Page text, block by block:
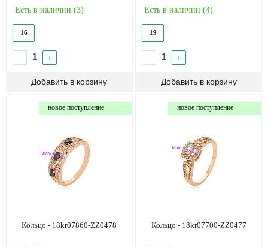
Есть в наличии (3)
16
− +
Есть в наличии (4)
19
− +
новое поступление
Кольцо - 18kr07860-ZZ0478
новое поступление
Кольцо - 18kr07700-ZZ0477